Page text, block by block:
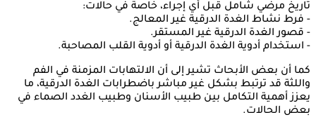
تاريخ مرضي شامل قبل أي إجراء، خاصة في حالات:
- فرط نشاط الغدة الدرقية غير المعالج.
- قصور الغدة الدرقية غير المستقر.
- استخدام أدوية الغدة الدرقية أو أدوية القلب المصاحبة.
كما أن بعض الأبحاث تشير إلى أن الالتهابات المزمنة في الفم
واللثة قد ترتبط بشكل غير مباشر باضطرابات الغدة الدرقية، ما
يعزز أهمية التكامل بين طبيب الأسنان وطبيب الغدد الصماء في
بعض الحالات.